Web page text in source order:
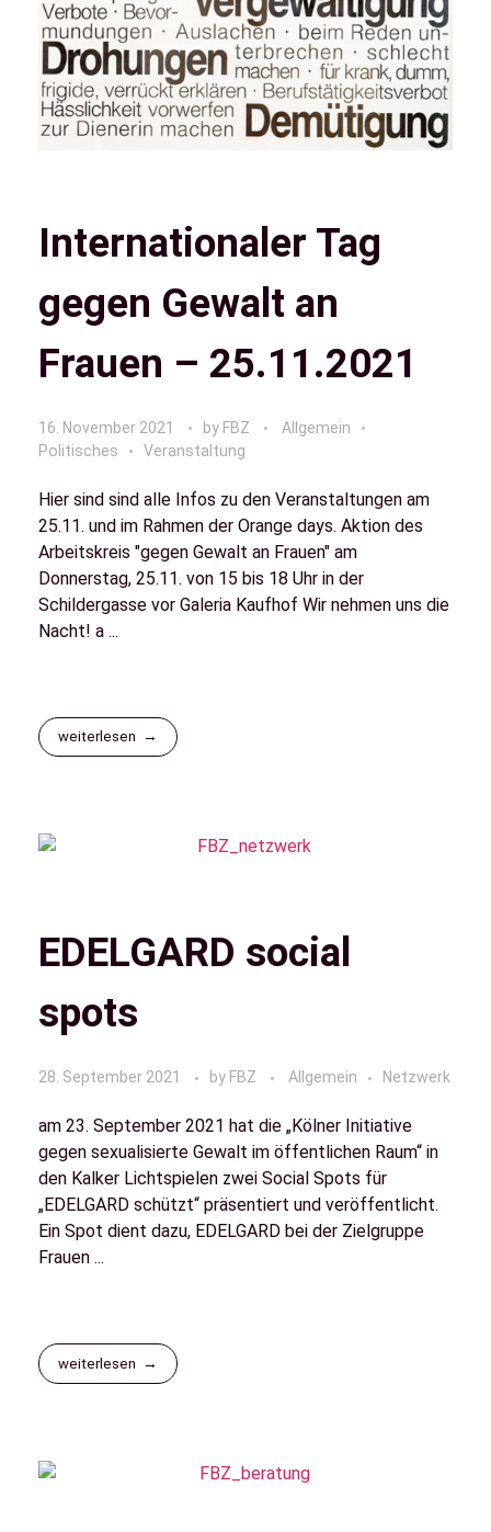
Internationaler Tag
gegen Gewalt an
Frauen – 25.11.2021
16. November 2021 by FBZ
Allgemein
Politisches
Veranstaltung
Hier sind sind alle Infos zu den Veranstaltungen am
25.11. und im Rahmen der Orange days. Aktion des
Arbeitskreis "gegen Gewalt an Frauen" am
Donnerstag, 25.11. von 15 bis 18 Uhr in der
Schildergasse vor Galeria Kaufhof Wir nehmen uns die
Nacht! a ...
weiterlesen
EDELGARD social
spots
28. September 2021 by FBZ Allgemein Netzwerk
am 23. September 2021 hat die „Kölner Initiative
gegen sexualisierte Gewalt im öffentlichen Raum“ in
den Kalker Lichtspielen zwei Social Spots für
„EDELGARD schützt“ präsentiert und veröffentlicht.
Ein Spot dient dazu, EDELGARD bei der Zielgruppe
Frauen ...
weiterlesen